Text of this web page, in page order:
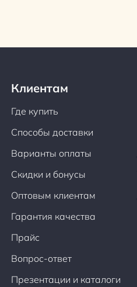
Клиентам
Где купить
Способы доставки
Варианты оплаты
Скидки и бонусы
Оптовым клиентам
Гарантия качества
Прайс
Вопрос-ответ
Презентации и каталоги